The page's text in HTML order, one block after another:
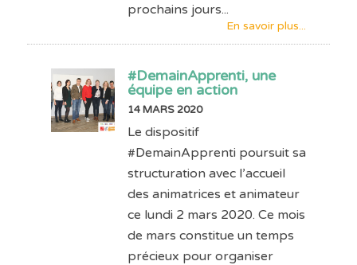
prochains jours...
En savoir plus...
#DemainApprenti, une
équipe en action
14 MARS 2020
Le dispositif
#DemainApprenti poursuit sa
structuration avec l’accueil
des animatrices et animateur
ce lundi 2 mars 2020. Ce mois
de mars constitue un temps
précieux pour organiser